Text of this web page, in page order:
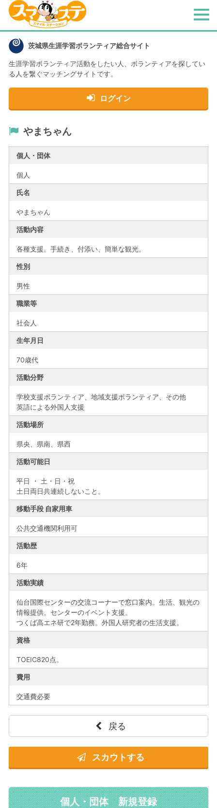
茨城県生涯学習ボランティア総合サイト
生涯学習ボランティア活動をしたい人、 ボランティアを探してい
る人を繋ぐマッチングサイトです。
ログイン
メ
やまちゃん
個人・団体
個人
氏名
やまちゃん
活動内容
各種支援。手続き、付添い、簡単な観光。
性別
男性
職業等
社会人
生年月日
70歳代
活動分野
学校支援ボランティア、地域支援ボランティア、その他
英語による外国人支援
活動場所
県央、 県南、 県西
活動可能日
平日 ・ 土・日・祝
土日両日共連続しないこと。
移動手段 自家用車
公共交通機関利用可
活動歴
6年
活動実績
仙台国際センターの交流コーナーで窓口案内。生活、観光の
情報提供。センターのイベント支援。
つくば高エネ研で2年勤務。外国人研究者の生活支援。
資格
TOEIC820点。
費用
交通費必要
戻る
スカウトする
個人・団体 新規登録